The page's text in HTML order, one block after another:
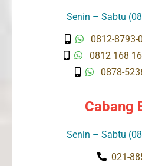
Senin – Sabtu
0812-
0812 168
0878-
Cabang
Senin – Sabtu
021-